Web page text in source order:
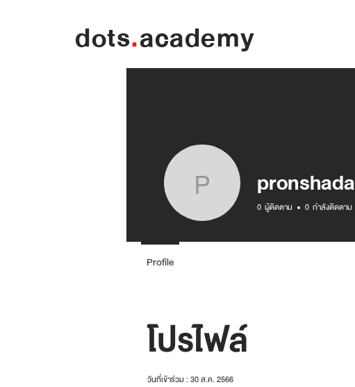
dots.academy
โปรไฟล์
วันที่เข้าร่วม : 30 ส.ค. 2566
pronshada
pronshada
0 ผู้ติดตาม 0 กำลังติดตาม
Profile